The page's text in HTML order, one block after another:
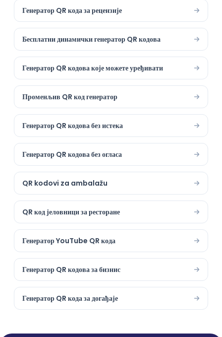
Генератор QR кода за рецензије
Бесплатни динамички генератор QR кодова
Генератор QR кодова које можете уређивати
Променљив QR код генератор
Генератор QR кодова без истека
Генератор QR кодова без огласа
QR kodovi za ambalažu
QR код јеловници за ресторане
Генератор YouTube QR кода
Генератор QR кодова за бизнис
Генератор QR кода за догађаје